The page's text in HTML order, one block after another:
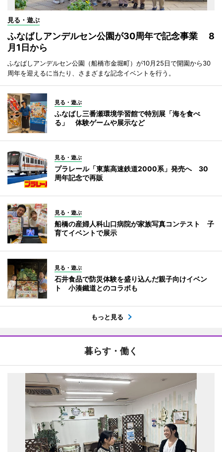
見る・遊ぶ
ふなばしアンデルセン公園が30周年で記念事業 8
月1日から
ふなばしアンデルセン公園（船橋市金堀町）が10月25日で開園から30
周年を迎えるに当たり、さまざまな記念イベントを行う。
見る・遊ぶ
ふなばし三番瀬環境学習館で特別展「海を食べ
る」 体験ゲームや展示など
見る・遊ぶ
プラレール「東葉高速鉄道2000系」発売へ 30
周年記念で再販
見る・遊ぶ
船橋の産婦人科山口病院が家族写真コンテスト 子
育てイベントで展示
見る・遊ぶ
石井食品で防災体験を盛り込んだ親子向けイベン
ト 小湊鐵道とのコラボも
もっと見る
暮らす・働く